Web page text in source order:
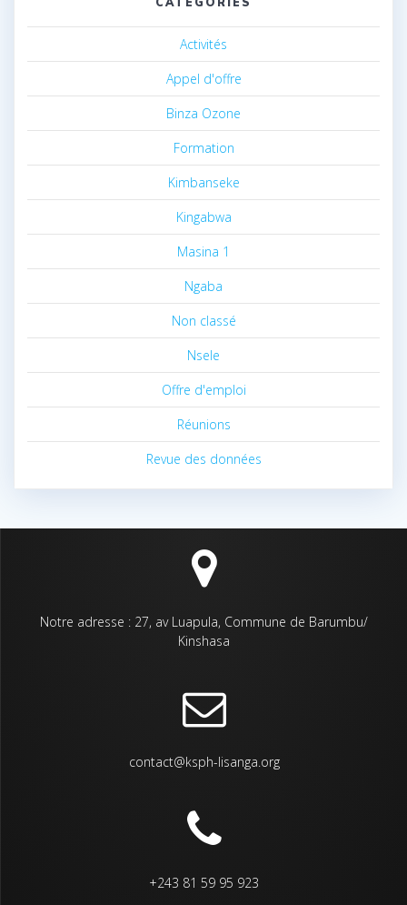
Activités
Appel d'offre
Binza Ozone
Formation
Kimbanseke
Kingabwa
Masina 1
Ngaba
Non classé
Nsele
Offre d'emploi
Réunions
Revue des données
Notre adresse : 27, av Luapula, Commune de Barumbu/
Kinshasa
contact@ksph-lisanga.org
+243 81 59 95 923